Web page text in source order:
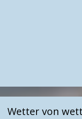
Wetter von